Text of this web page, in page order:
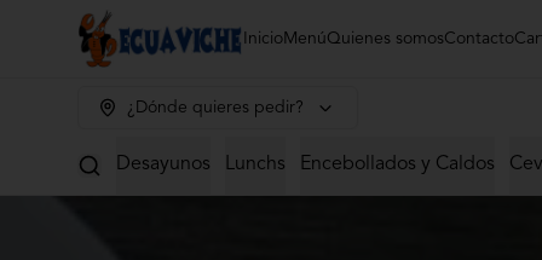
InicioMenúQuienes somosContacto
¿Dónde quieres pedir?
Desayunos Lunchs Encebollados y Caldos